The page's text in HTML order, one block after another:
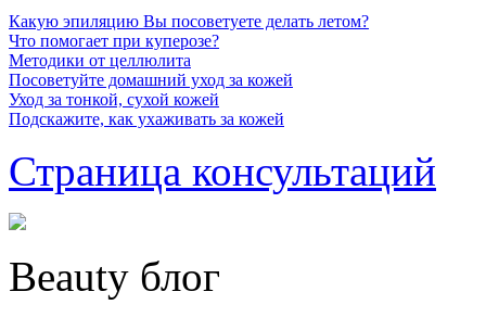
Какую эпиляцию Вы посоветуете делать летом?
Что помогает при куперозе?
Методики от целлюлита
Посоветуйте домашний уход за кожей
Уход за тонкой, сухой кожей
Подскажите, как ухаживать за кожей
Страница консультаций
Beauty блог